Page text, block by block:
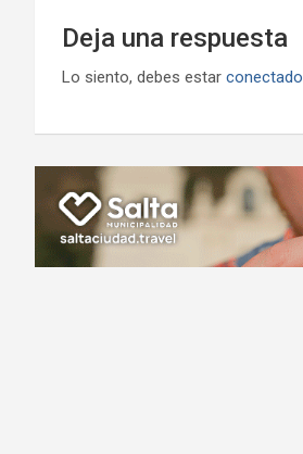
Deja una respuesta
Lo siento, debes estar conectado